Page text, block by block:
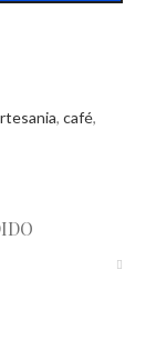
, café,